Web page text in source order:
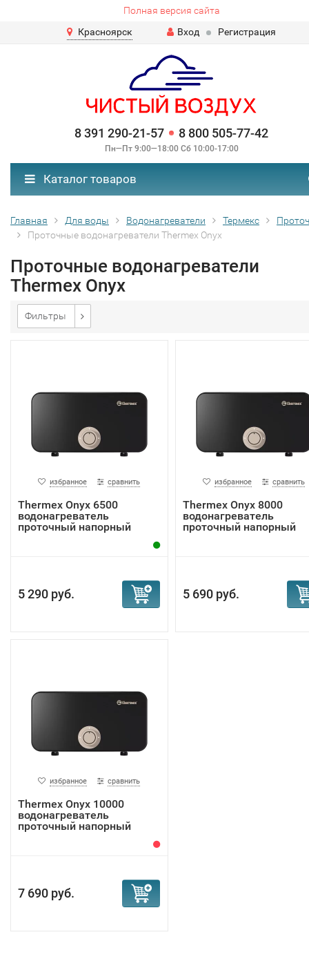
Полная версия сайта
Красноярск
Вход Регистрация
8 391 290-21-57 8 800 505-77-42
Пн—Пт 9:00—18:00 Сб 10:00-17:00
Каталог товаров
Главная Для воды Водонагреватели Термекс
Проточные водонагреватели Thermex Onyx
Проточные водонагреватели
Thermex Onyx
Фильтры
избранное сравнить
Thermex Onyx 6500
водонагреватель
проточный напорный
5 290 руб.
избранное сравнить
Thermex Onyx 8000
водонагреватель
проточный напорный
5 690 руб.
избранное сравнить
Thermex Onyx 10000
водонагреватель
проточный напорный
7 690 руб.